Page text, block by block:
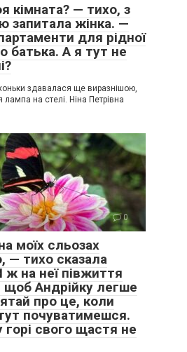
кімната? — тихо, з
запитала жінка. —
для рідної
батька. А я тут не
здавалася ще виразнішою,
на стелі. Ніна Петрівна
0
моїх сльозах
— тихо сказала
ж на неї півжиття
щоб Андрійку легше
про це, коли
почуватимешся.
свого щастя не